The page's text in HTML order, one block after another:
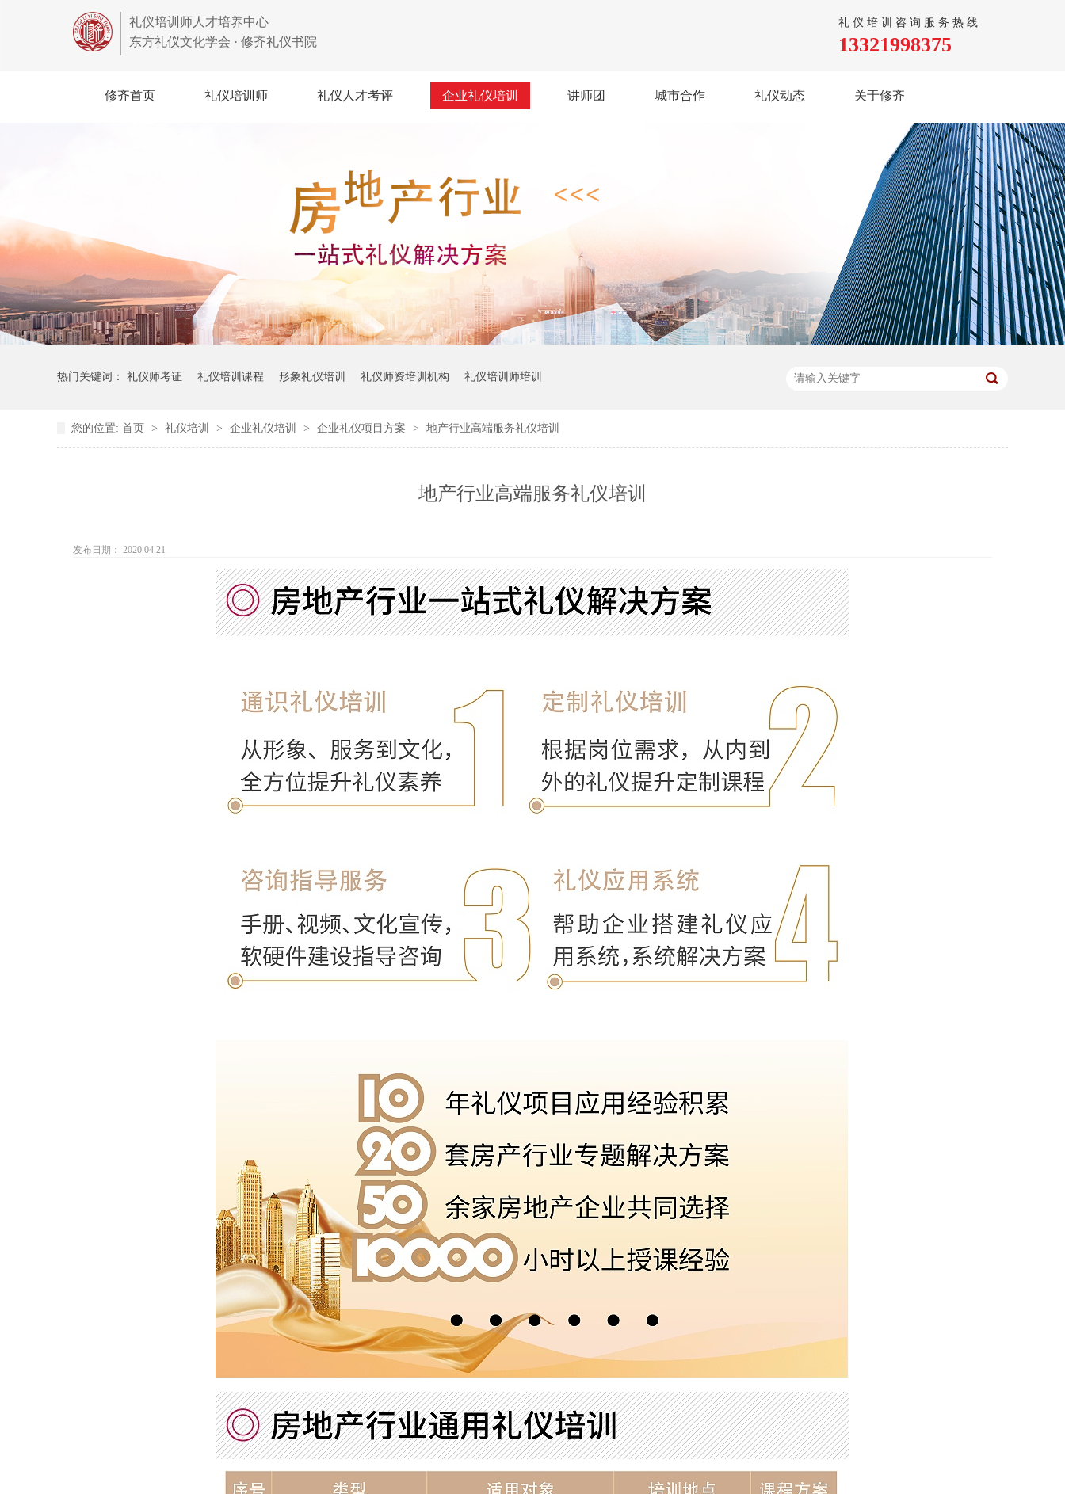
礼仪培训师人才培养中心
东方礼仪文化学会 · 修齐礼仪书院
礼仪培训咨询服务热线
13321998375
修齐首页 礼仪培训师 礼仪人才考评 企业礼仪培训 讲师团 城市合作 礼仪动态 关于修齐
热门关键词： 礼仪师考证 礼仪培训课程 形象礼仪培训 礼仪师资培训机构 礼仪培训师培训
您的位置: 首页 > 礼仪培训 > 企业礼仪培训 > 企业礼仪项目方案 > 地产行业高端服务礼仪培训
地产行业高端服务礼仪培训
发布日期： 2020.04.21